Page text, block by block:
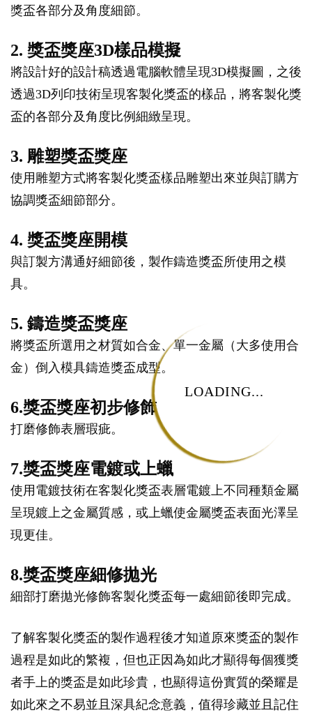
LOADING...
獎盃各部分及角度細節。
2. 獎盃獎座3D樣品模擬
將設計好的設計稿透過電腦軟體呈現3D模擬圖，之後
透過3D列印技術呈現客製化獎盃的樣品，將客製化獎
盃的各部分及角度比例細緻呈現。
3. 雕塑獎盃獎座
使用雕塑方式將客製化獎盃樣品雕塑出來並與訂購方
協調獎盃細節部分。
4. 獎盃獎座開模
與訂製方溝通好細節後，製作鑄造獎盃所使用之模
具。
5. 鑄造獎盃獎座
將獎盃所選用之材質如合金、單一金屬（大多使用合
金）倒入模具鑄造獎盃成型。
6.獎盃獎座初步修飾
打磨修飾表層瑕疵。
7.獎盃獎座電鍍或上蠟
使用電鍍技術在客製化獎盃表層電鍍上不同種類金屬
呈現鍍上之金屬質感，或上蠟使金屬獎盃表面光澤呈
現更佳。
8.獎盃獎座細修拋光
細部打磨拋光修飾客製化獎盃每一處細節後即完成。
了解客製化獎盃的製作過程後才知道原來獎盃的製作
過程是如此的繁複，但也正因為如此才顯得每個獲獎
者手上的獎盃是如此珍貴，也顯得這份實質的榮耀是
如此來之不易並且深具紀念意義，值得珍藏並且記住